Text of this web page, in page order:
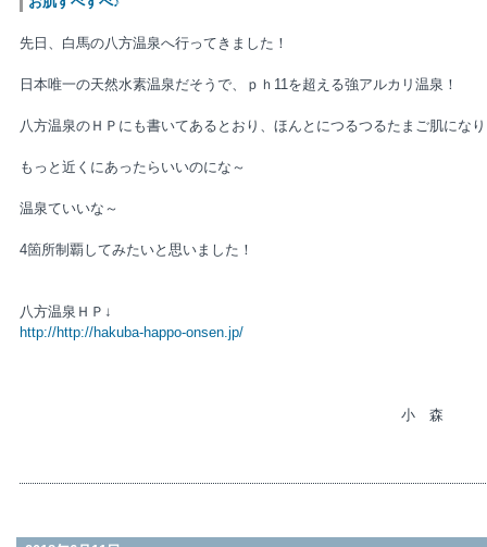
先日、白馬の八方温泉へ行ってきました！
日本唯一の天然水素温泉だそうで、ｐｈ11を超える強アルカリ温泉！
八方温泉のＨＰにも書いてあるとおり、ほんとにつるつるたまご肌にな
もっと近くにあったらいいのにな～
温泉ていいな～
4箇所制覇してみたいと思いました！
八方温泉ＨＰ↓
http://http://hakuba-happo-onsen.jp/
小 森